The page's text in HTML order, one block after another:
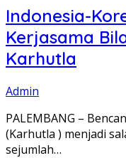
Indonesia-
Kerjasama
Karhutla
Admin
PALEMBANG –
(Karhutla ) menjadi
sejumlah…